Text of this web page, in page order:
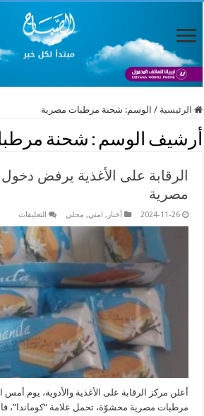
الرئيسية / الوسم: شحنة مرطبات مصرية
أرشيف الوسم : شحنة
الرقابة على الأغذية يرفض
مصرية
2024-11-26 أخبار , امني, محلي التعليقات
على
دخول
شحنة
أعلن مركز الرقابة على الأغذية والأدوية، يوم أمس
مرطبات مصرية محشوّة، تحمل علامة “كوماندا”،